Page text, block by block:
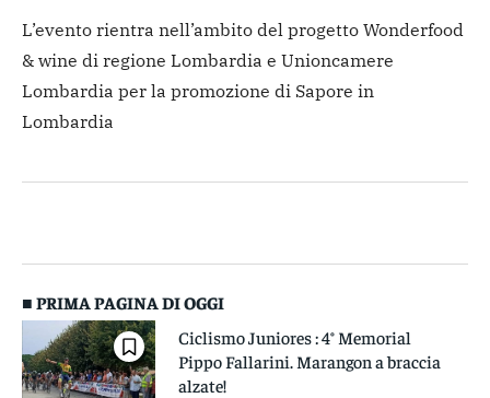
L’evento rientra nell’ambito del progetto Wonderfood
& wine di regione Lombardia e Unioncamere
Lombardia per la promozione di Sapore in
Lombardia
■ PRIMA PAGINA DI OGGI
Ciclismo Juniores : 4° Memorial
Pippo Fallarini. Marangon a braccia
alzate!